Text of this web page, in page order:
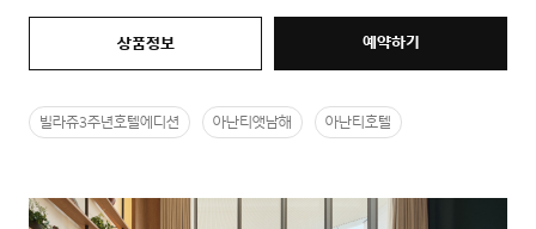
상품정보 예약하기
빌라쥬3주년호텔에디션 아난티앳남해 아난티호텔